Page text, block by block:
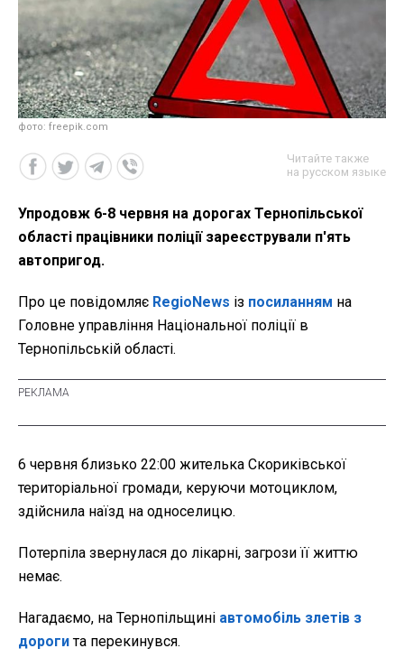
фото: freepik.com
Читайте также
на русском языке
Упродовж 6-8 червня на дорогах Тернопільської
області працівники поліції зареєстрували п'ять
автопригод.
Про це повідомляє RegioNews із посиланням на
Головне управління Національної поліції в
Тернопільській області.
6 червня близько 22:00 жителька Скориківської
територіальної громади, керуючи мотоциклом,
здійснила наїзд на односелицю.
Потерпіла звернулася до лікарні, загрози її життю
немає.
Нагадаємо, на Тернопільщині автомобіль злетів з
дорогита перекинувся.